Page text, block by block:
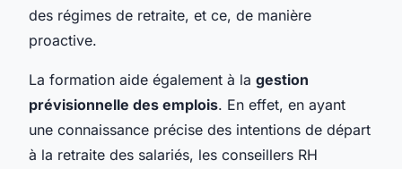
des régimes de retraite, et ce, de manière
proactive.
La formation aide également à la gestion
prévisionnelle des emplois. En effet, en ayant
une connaissance précise des intentions de départ
à la retraite des salariés, les conseillers RH